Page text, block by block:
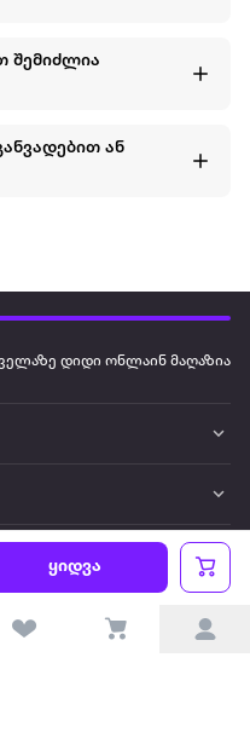
ყიდვა
შემიძლია
ან
დიდი ონლაინ მაღაზია